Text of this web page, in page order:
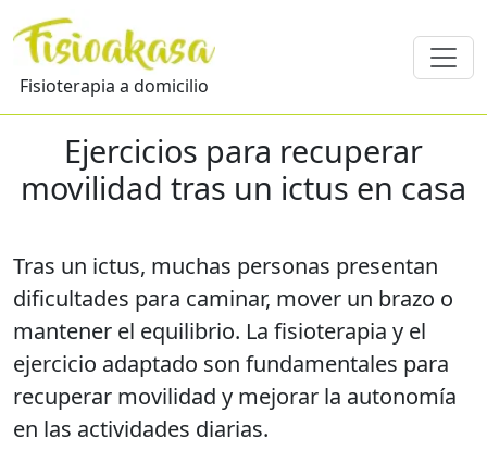
Fisioterapia a domicilio
Ejercicios para recuperar
movilidad tras un ictus en casa
Tras un ictus, muchas personas presentan
dificultades para caminar, mover un brazo o
mantener el equilibrio. La fisioterapia y el
ejercicio adaptado son fundamentales para
recuperar movilidad y mejorar la autonomía
en las actividades diarias.